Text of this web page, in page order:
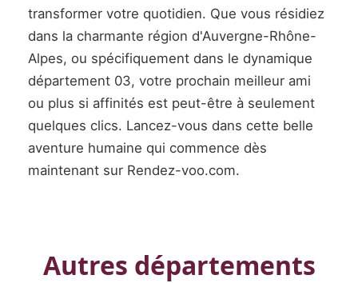
transformer votre quotidien. Que vous résidiez
dans la charmante région d'Auvergne-Rhône-
Alpes, ou spécifiquement dans le dynamique
département 03, votre prochain meilleur ami
ou plus si affinités est peut-être à seulement
quelques clics. Lancez-vous dans cette belle
aventure humaine qui commence dès
maintenant sur Rendez-voo.com.
Autres départements